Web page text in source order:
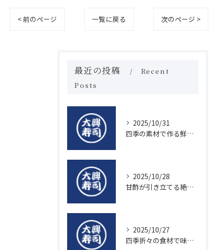
< 前のページ 一覧に戻る 次のページ >
最近の投稿
Recent
Posts
2025/10/31
四季の素材で作る鮮度抜群の握り寿司の魅力
2025/10/28
甘酢が引き立てる絶品寿司のシャリの秘密
2025/10/27
四季折々の食材で味わう絶品握り寿司の魅力